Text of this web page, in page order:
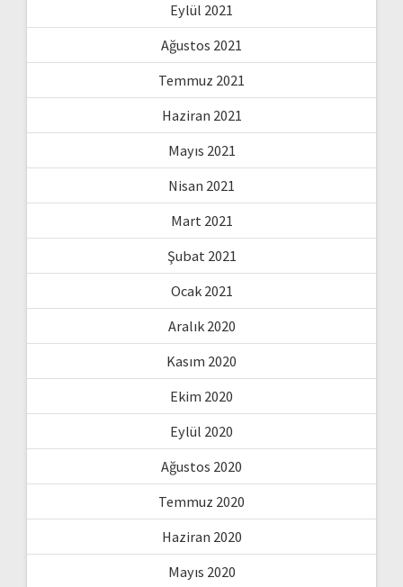
Eylül 2021
Ağustos 2021
Temmuz 2021
Haziran 2021
Mayıs 2021
Nisan 2021
Mart 2021
Şubat 2021
Ocak 2021
Aralık 2020
Kasım 2020
Ekim 2020
Eylül 2020
Ağustos 2020
Temmuz 2020
Haziran 2020
Mayıs 2020